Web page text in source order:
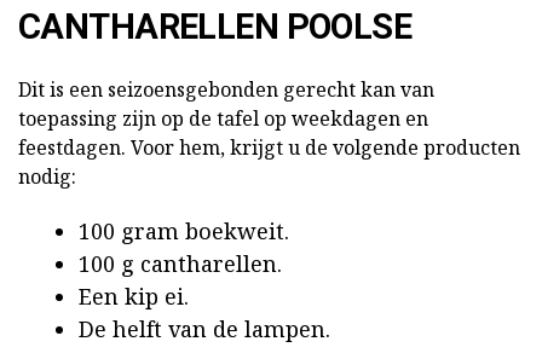
CANTHARELLEN POOLSE
Dit is een seizoensgebonden gerecht kan van
toepassing zijn op de tafel op weekdagen en
feestdagen. Voor hem, krijgt u de volgende producten
nodig:
100 gram boekweit.
100 g cantharellen.
Een kip ei.
De helft van de lampen.